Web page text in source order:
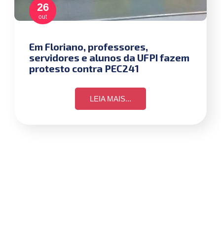
26
out
Em Floriano, professores,
servidores e alunos da UFPI fazem
protesto contra PEC241
LEIA MAIS...